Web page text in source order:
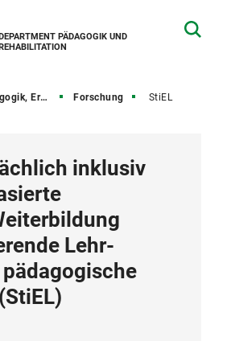
PÄDAGOGIK UND
Forschung StiEL
inklusiv
Lehr-